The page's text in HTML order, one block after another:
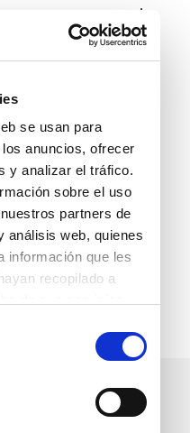
se usan para
anuncios, ofrecer
y analizar el tráfico.
sobre el uso
partners de
análisis web, quienes
información que les
recopilado a
boletín